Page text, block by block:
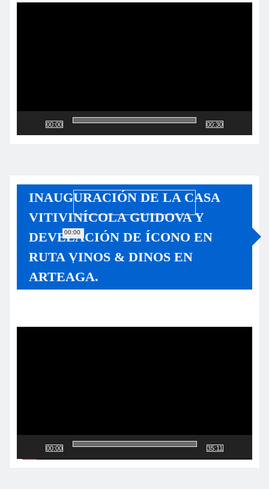
00:00
00:00
00:30
INAUGURACIÓN DE LA CASA
VITIVINÍCOLA GUIDOVA Y
DEVELACIÓN DE ÍCONO EN
RUTA VINOS & DINOS EN
ARTEAGA.
00:00 35:11